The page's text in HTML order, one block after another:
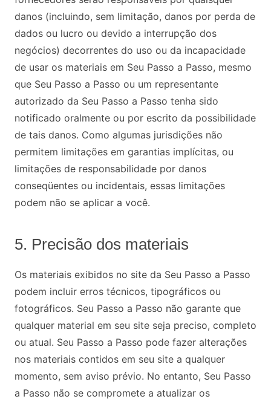
danos (incluindo, sem limitação, danos por perda de
dados ou lucro ou devido a interrupção dos
negócios) decorrentes do uso ou da incapacidade
de usar os materiais em Seu Passo a Passo, mesmo
que Seu Passo a Passo ou um representante
autorizado da Seu Passo a Passo tenha sido
notificado oralmente ou por escrito da possibilidade
de tais danos. Como algumas jurisdições não
permitem limitações em garantias implícitas, ou
limitações de responsabilidade por danos
conseqüentes ou incidentais, essas limitações
podem não se aplicar a você.
5. Precisão dos materiais
Os materiais exibidos no site da Seu Passo a Passo
podem incluir erros técnicos, tipográficos ou
fotográficos. Seu Passo a Passo não garante que
qualquer material em seu site seja preciso, completo
ou atual. Seu Passo a Passo pode fazer alterações
nos materiais contidos em seu site a qualquer
momento, sem aviso prévio. No entanto, Seu Passo
a Passo não se compromete a atualizar os